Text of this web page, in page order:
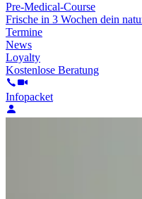
Pre-Medical-Course
Frische in 3 Wochen dein
Termine
News
Loyalty
Kostenlose Beratung
Infopacket